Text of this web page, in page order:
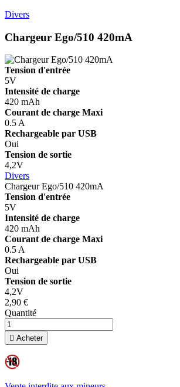
Divers
Chargeur Ego/510 420mA
Tension d'entrée
5V
Intensité de charge
420 mAh
Courant de charge Maxi
0.5 A
Rechargeable par USB
Oui
Tension de sortie
4,2V
Divers
Chargeur Ego/510 420mA
Tension d'entrée
5V
Intensité de charge
420 mAh
Courant de charge Maxi
0.5 A
Rechargeable par USB
Oui
Tension de sortie
4,2V
2,90 €
Quantité
 Acheter